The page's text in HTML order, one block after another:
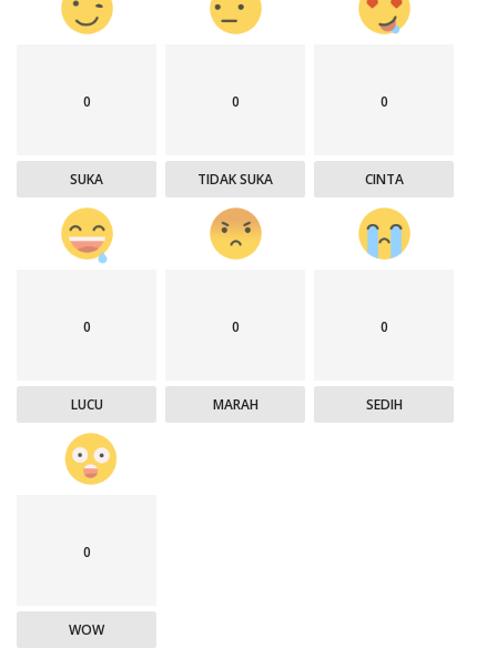
0
SUKA
0
TIDAK SUKA
0
CINTA
0
LUCU
0
MARAH
0
SEDIH
0
WOW